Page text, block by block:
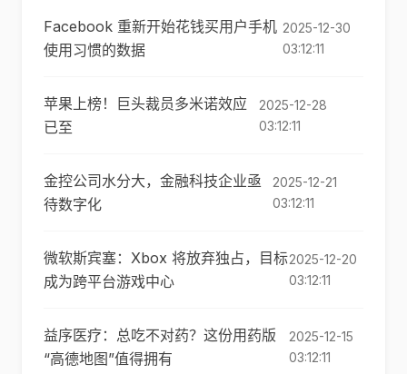
Facebook 重新开始花钱买用户手机
使用习惯的数据
2025-12-30
03:12:11
苹果上榜！巨头裁员多米诺效应
已至
2025-12-28
03:12:11
金控公司水分大，金融科技企业亟
待数字化
2025-12-21
03:12:11
微软斯宾塞：Xbox 将放弃独占，目标
成为跨平台游戏中心
2025-12-20
03:12:11
益序医疗：总吃不对药？这份用药版
“高德地图”值得拥有
2025-12-15
03:12:11